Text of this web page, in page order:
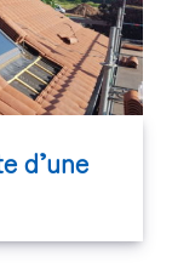
d’une